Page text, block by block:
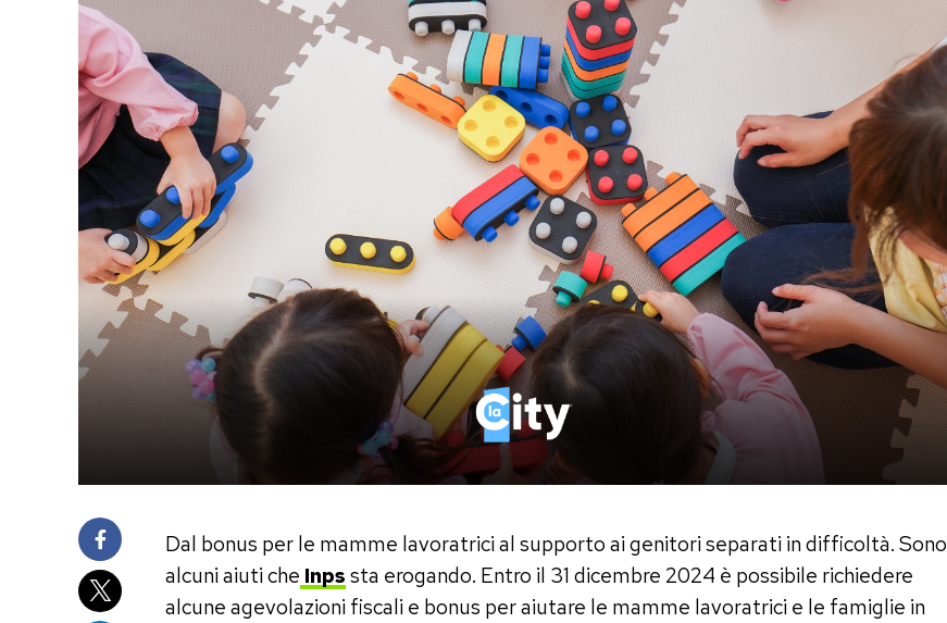
Dal bonus per le mamme lavoratrici al supporto ai genitori separati in difficoltà. Sono
alcuni aiuti che Inpssta erogando. Entro il 31 dicembre 2024 è possibile richiedere
alcune agevolazioni fiscali e bonus per aiutare le mamme lavoratrici e le famiglie in